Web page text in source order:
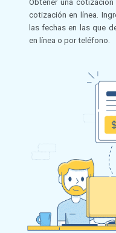
Obtener una
cotización en línea.
las fechas en las que
en línea o por teléfono.